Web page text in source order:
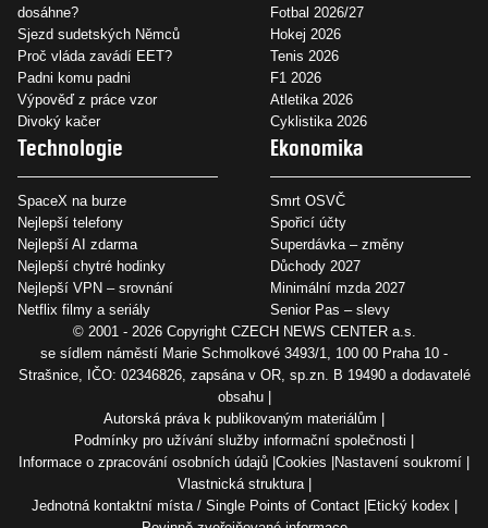
dosáhne?
Sjezd sudetských Němců
Proč vláda zavádí EET?
Padni komu padni
Výpověď z práce vzor
Divoký kačer
Fotbal 2026/27
Hokej 2026
Tenis 2026
F1 2026
Atletika 2026
Cyklistika 2026
Technologie
SpaceX na burze
Nejlepší telefony
Nejlepší AI zdarma
Nejlepší chytré hodinky
Nejlepší VPN – srovnání
Netflix filmy a seriály
Ekonomika
Smrt OSVČ
Spořicí účty
Superdávka – změny
Důchody 2027
Minimální mzda 2027
Senior Pas – slevy
© 2001 - 2026 Copyright CZECH NEWS CENTER a.s.
se sídlem náměstí Marie Schmolkové 3493/1, 100 00 Praha 10 -
Strašnice, IČO: 02346826, zapsána v OR, sp.zn. B 19490 a dodavatelé
obsahu
Autorská práva k publikovaným materiálům
Podmínky pro užívání služby informační společnosti
Informace o zpracování osobních údajů Cookies Nastavení soukromí
Vlastnická struktura
Jednotná kontaktní místa / Single Points of Contact Etický kodex